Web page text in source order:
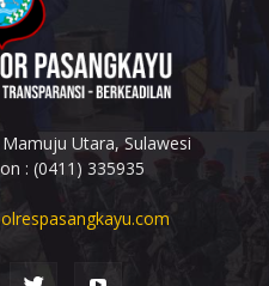
Utara, Sulawesi
: (0411) 335935